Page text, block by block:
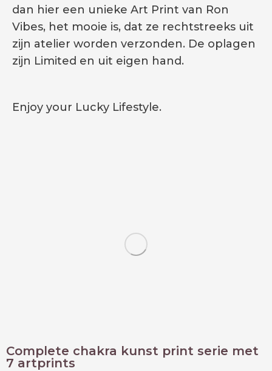
dan hier een unieke Art Print van Ron
Vibes, het mooie is, dat ze rechtstreeks uit
zijn atelier worden verzonden. De oplagen
zijn Limited en uit eigen hand.
Enjoy your Lucky Lifestyle.
Complete chakra kunst print serie met
7 artprints